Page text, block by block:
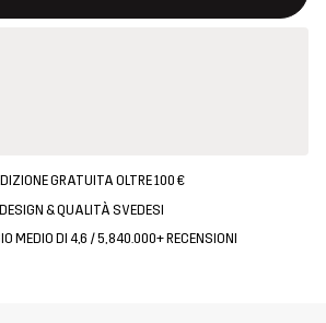
GRATUITA OLTRE 100 €
DESIGN & QUALITÀ SVEDESI
MEDIO DI 4,6 / 5, 840.000+ RECENSIONI